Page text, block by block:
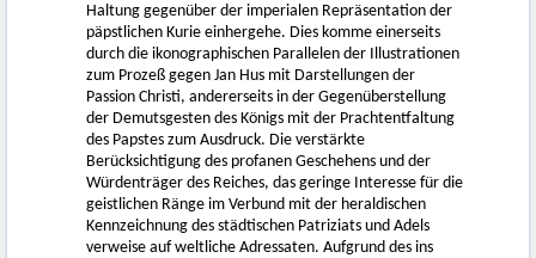
Haltung gegenüber der imperialen Repräsentation der
päpstlichen Kurie einhergehe. Dies komme einerseits
durch die ikonographischen Parallelen der Illustrationen
zum Prozeß gegen Jan Hus mit Darstellungen der
Passion Christi, andererseits in der Gegenüberstellung
der Demutsgesten des Königs mit der Prachtentfaltung
des Papstes zum Ausdruck. Die verstärkte
Berücksichtigung des profanen Geschehens und der
Würdenträger des Reiches, das geringe Interesse für die
geistlichen Ränge im Verbund mit der heraldischen
Kennzeichnung des städtischen Patriziats und Adels
verweise auf weltliche Adressaten. Aufgrund des ins